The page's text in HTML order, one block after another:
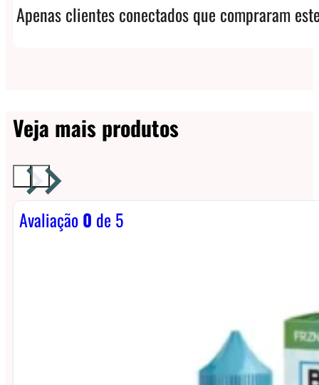
Apenas clientes conectados que compraram
Veja mais produtos
Avaliação0 de 5